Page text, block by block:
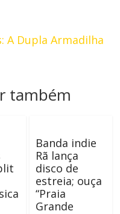
A Dupla Armadilha
também
Banda indie
Rã lança
disco de
estreia; ouça
“Praia
Grande